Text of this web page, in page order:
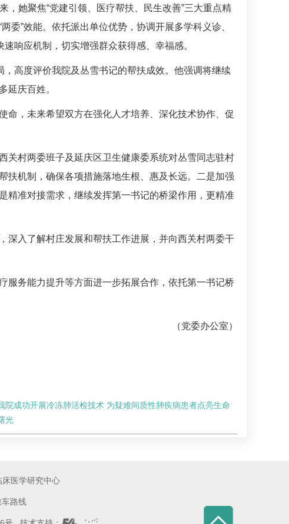
她聚焦“党建引领、医疗帮扶、民生改善”三大重点精
委”效能。依托派出单位优势，协调开展多学科义诊、
响应机制，切实增强群众获得感、幸福感。
高度评价我院及丛雪书记的帮扶成效。他强调将继续
延庆百姓。
命，未来希望双方在强化人才培养、深化技术协作、促
关村两委班子及延庆区卫生健康委系统对丛雪同志驻村
扶机制，确保各项措施落地生根、惠及长远。二是加强
精准对接需求，继续发挥第一书记的桥梁作用，更精准
深入了解村庄发展和帮扶工作进展，并向西关村两委干
服务能力提升等方面进一步拓展合作，依托第一书记桥
（党委办公室）
院成功开展冷冻肺活检技术 为疑难间质性肺疾病患者点亮生命
光
医学研究中心
车路线